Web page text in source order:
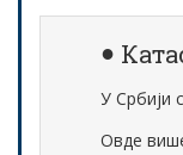
У Србији
Овде